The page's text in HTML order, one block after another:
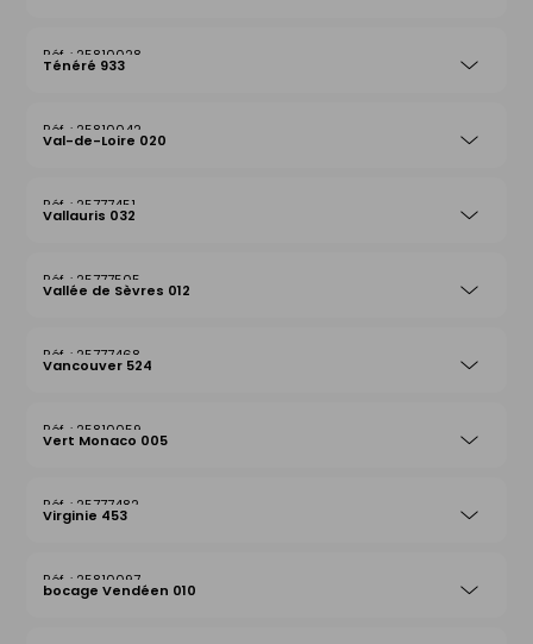
25810028
Ténéré 933
25810042
Val-de-Loire 020
25777451
Vallauris 032
25777505
Vallée de Sèvres 012
25777468
Vancouver 524
25810059
Vert Monaco 005
25777482
Virginie 453
25810097
bocage Vendéen 010